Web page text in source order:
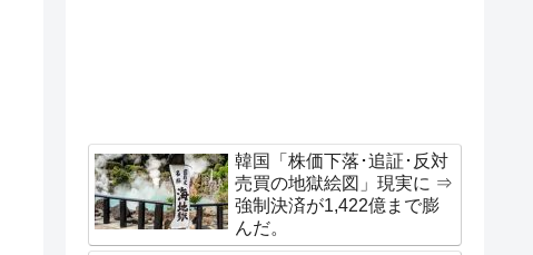
韓国「株価下落･追証･反対
売買の地獄絵図」現実に ⇒
強制決済が1,422億まで膨
んだ。